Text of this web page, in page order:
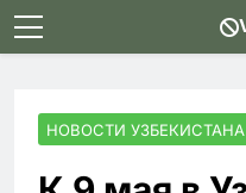
Skip
to
НОВОСТИ УЗБЕКИСТАНА